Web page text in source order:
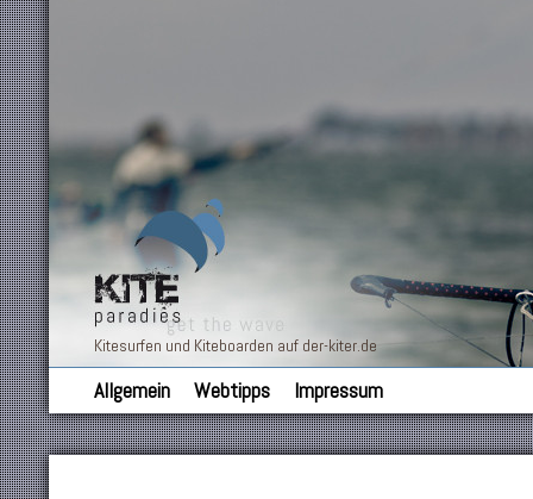
Kitesurfen und Kiteboarden auf der-kiter.de
Allgemein Webtipps Impressum